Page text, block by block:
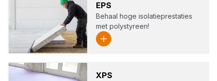
EPS
Behaal hoge isolatieprestaties
met polystyreen!
XPS